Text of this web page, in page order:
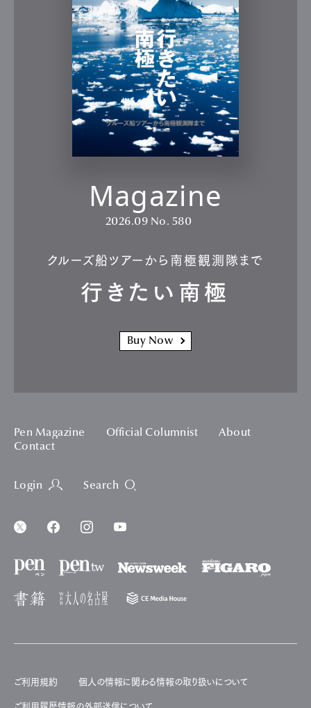
Magazine
2026.09 No. 580
クルーズ船ツアーから南極観測隊まで
行きたい南極
Buy Now
Pen Magazine Official Columnist
About
Contact
Login Search
ご利用規約 個人の情報に関わる情報の取り扱いについて